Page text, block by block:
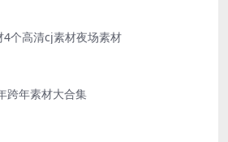
4个高清cj素材夜场素材
跨年素材大合集